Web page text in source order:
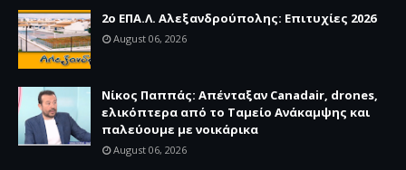
2ο ΕΠΑ.Λ. Αλεξανδρούπολης: Επιτυχίες 2026
August 06, 2026
Νίκος Παππάς: Απένταξαν Canadair, drones,
ελικόπτερα από το Ταμείο Ανάκαμψης και
παλεύουμε με νοικάρικα
August 06, 2026